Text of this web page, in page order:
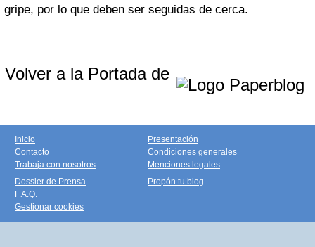
gripe, por lo que deben ser seguidas de cerca.
Volver a la Portada de
Inicio
Contacto
Trabaja con nosotros
Presentación
Condiciones generales
Menciones legales
Dossier de Prensa
F.A.Q.
Gestionar cookies
Propón tu blog